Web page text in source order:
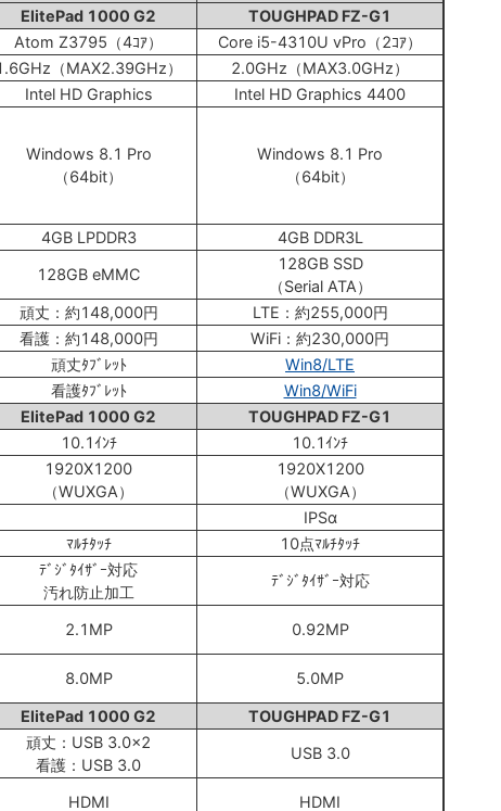
ElitePad 1000 G2
TOUGHPAD FZ-G1
Atom Z3795（4ｺｱ）
Core i5-4310U vPro（2ｺｱ）
（MAX2.39GHz）
2.0GHz（MAX3.0GHz）
Intel HD Graphics Intel HD Graphics 4400
Windows 8.1 Pro
（64bit）
Windows 8.1 Pro
（64bit）
4GB LPDDR3
4GB DDR3L
128GB eMMC
128GB SSD
（Serial ATA）
頑丈：約148,000円
LTE：約255,000円
看護：約148,000円 WiFi：約230,000円
頑丈ﾀﾌﾞﾚｯﾄ
Win8/LTE
看護ﾀﾌﾞﾚｯﾄ
Win8/WiFi
ElitePad 1000 G2 TOUGHPAD FZ-G1
10.1ｲﾝﾁ
10.1ｲﾝﾁ
1920X1200
（WUXGA）
1920X1200
（WUXGA）
IPSα
ﾏﾙﾁﾀｯﾁ
10点ﾏﾙﾁﾀｯﾁ
ﾃﾞｼﾞﾀｲｻﾞｰ対応
汚れ防止加工
ﾃﾞｼﾞﾀｲｻﾞｰ対応
2.1MP 0.92MP
8.0MP 5.0MP
ElitePad 1000 G2
TOUGHPAD FZ-G1
頑丈：USB 3.0x2
看護：USB 3.0
USB 3.0
HDMI HDMI